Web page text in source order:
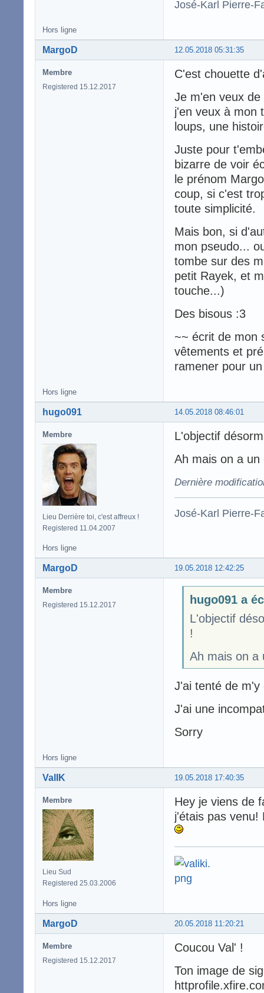
José-Karl Pierre-
Hors ligne
12.05.2018 05:31:35
MargoD
Membre
Registered 15.12.2017
C'est chouette
Je m'en veux
j'en veux à mon
loups, une
Juste pour
bizarre de voir
le prénom
coup, si c'est
toute simplicité.
Mais bon, si
mon pseudo...
tombe sur des
petit Rayek, et
touche...)
Des bisous :3
~~ écrit de mon
vêtements et
ramener pour
Hors ligne
14.05.2018 08:46:01
hugo091
Membre
Lieu Derrière toi, c'est affreux !
Registered 11.04.2007
L'objectif
Ah mais on a
Dernière
José-Karl Pierre-
Hors ligne
19.05.2018 12:42:25
MargoD
Membre
Registered 15.12.2017
hugo091 a
L'objectif
!
Ah mais on a
J'ai tenté de m'y
J'ai une
Sorry
Hors ligne
19.05.2018 17:40:35
ValIK
Membre
Lieu Sud
Registered 25.03.2006
Hey je viens de
j'étais pas venu!
Hors ligne
20.05.2018 11:20:21
MargoD
Membre
Registered 15.12.2017
Coucou Val' !
Ton image de